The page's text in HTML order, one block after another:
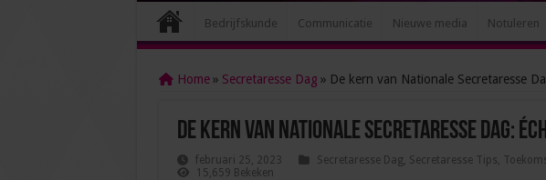
Bedrijfskunde Communicatie Nieuwe media Notuleren
Home » Secretaresse Dag » De kern van Nationale Secretaresse
De kern van Nationale Secretaresse Dag:
februari 25, 2023 Secretaresse Dag, Secretaresse Tips,
15,659 Bekeken